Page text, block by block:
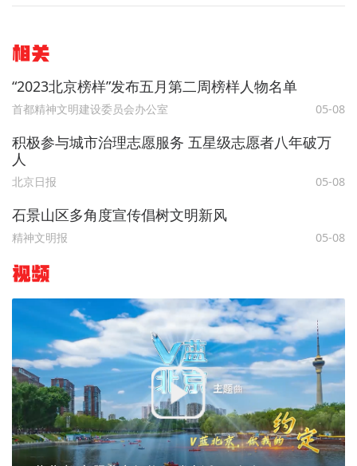
相关
“2023北京榜样”发布五月第二周榜样人物名单
首都精神文明建设委员会办公室 05-08
积极参与城市治理志愿服务 五星级志愿者八年破万
人
北京日报 05-08
石景山区多角度宣传倡树文明新风
精神文明报 05-08
视频